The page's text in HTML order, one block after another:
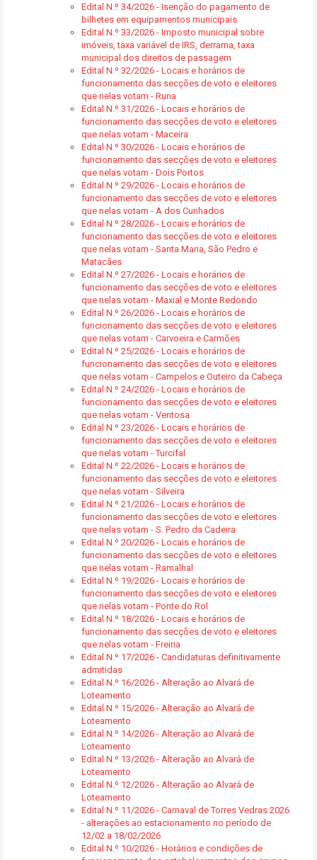
Edital N.º 34/2026 - Isenção do pagamento de
bilhetes em equipamentos municipais
Edital N.º 33/2026 - Imposto municipal sobre
imóveis, taxa variável de IRS, derrama, taxa
municipal dos direitos de passagem
Edital N.º 32/2026 - Locais e horários de
funcionamento das secções de voto e eleitores
que nelas votam - Runa
Edital N.º 31/2026 - Locais e horários de
funcionamento das secções de voto e eleitores
que nelas votam - Maceira
Edital N.º 30/2026 - Locais e horários de
funcionamento das secções de voto e eleitores
que nelas votam - Dois Portos
Edital N.º 29/2026 - Locais e horários de
funcionamento das secções de voto e eleitores
que nelas votam - A dos Cunhados
Edital N.º 28/2026 - Locais e horários de
funcionamento das secções de voto e eleitores
que nelas votam - Santa Maria, São Pedro e
Matacães
Edital N.º 27/2026 - Locais e horários de
funcionamento das secções de voto e eleitores
que nelas votam - Maxial e Monte Redondo
Edital N.º 26/2026 - Locais e horários de
funcionamento das secções de voto e eleitores
que nelas votam - Carvoeira e Carmões
Edital N.º 25/2026 - Locais e horários de
funcionamento das secções de voto e eleitores
que nelas votam - Campelos e Outeiro da Cabeça
Edital N.º 24/2026 - Locais e horários de
funcionamento das secções de voto e eleitores
que nelas votam - Ventosa
Edital N.º 23/2026 - Locais e horários de
funcionamento das secções de voto e eleitores
que nelas votam - Turcifal
Edital N.º 22/2026 - Locais e horários de
funcionamento das secções de voto e eleitores
que nelas votam - Silveira
Edital N.º 21/2026 - Locais e horários de
funcionamento das secções de voto e eleitores
que nelas votam - S. Pedro da Cadeira
Edital N.º 20/2026 - Locais e horários de
funcionamento das secções de voto e eleitores
que nelas votam - Ramalhal
Edital N.º 19/2026 - Locais e horários de
funcionamento das secções de voto e eleitores
que nelas votam - Ponte do Rol
Edital N.º 18/2026 - Locais e horários de
funcionamento das secções de voto e eleitores
que nelas votam - Freiria
Edital N.º 17/2026 - Candidaturas definitivamente
admitidas
Edital N.º 16/2026 - Alteração ao Alvará de
Loteamento
Edital N.º 15/2026 - Alteração ao Alvará de
Loteamento
Edital N.º 14/2026 - Alteração ao Alvará de
Loteamento
Edital N.º 13/2026 - Alteração ao Alvará de
Loteamento
Edital N.º 12/2026 - Alteração ao Alvará de
Loteamento
Edital N.º 11/2026 - Carnaval de Torres Vedras 2026
- alterações ao estacionamento no período de
12/02 a 18/02/2026
Edital N.º 10/2026 - Horários e condições de